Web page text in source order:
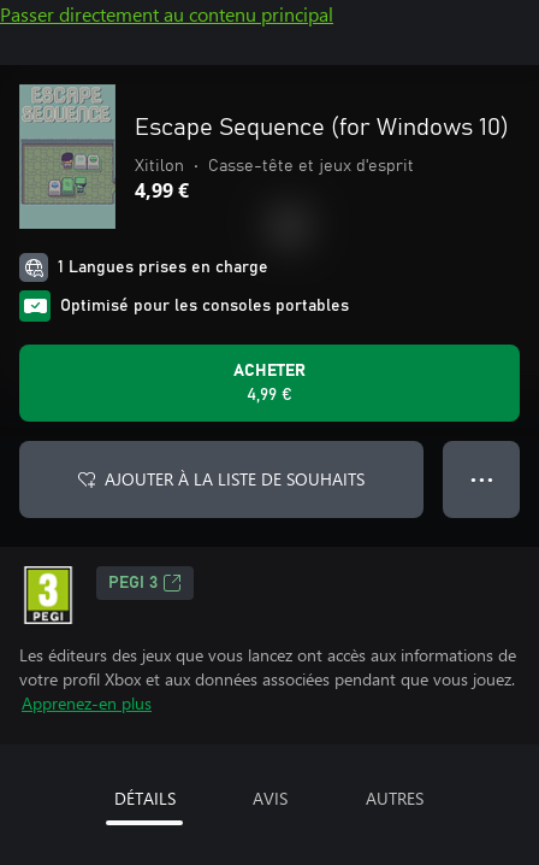
Passer directement au contenu principal
Escape Sequence (for Windows 10)
Xitilon • Casse-tête et jeux d'esprit
4,99 €
1 Langues prises en charge
Optimisé pour les consoles portables
ACHETER
4,99 €
AJOUTER À LA LISTE DE SOUHAITS ● ● ●
PEGI 3
Les éditeurs des jeux que vous lancez ont accès aux informations de
votre profil Xbox et aux données associées pendant que vous jouez.
Apprenez-en plus
DÉTAILS AVIS AUTRES